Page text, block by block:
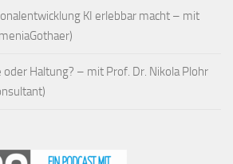
KI erlebbar macht – mit
Haltung? – mit Prof. Dr. Nikola Plohr